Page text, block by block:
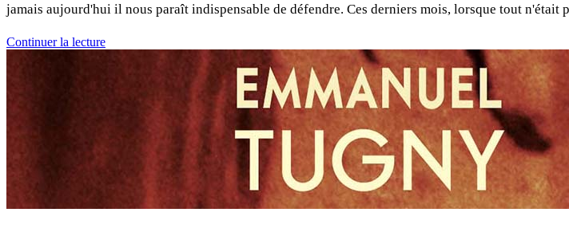
jamais aujourd'hui il nous paraît indispensable de défendre. Ces derniers mois, lorsque tout n'était
Continuer la lecture